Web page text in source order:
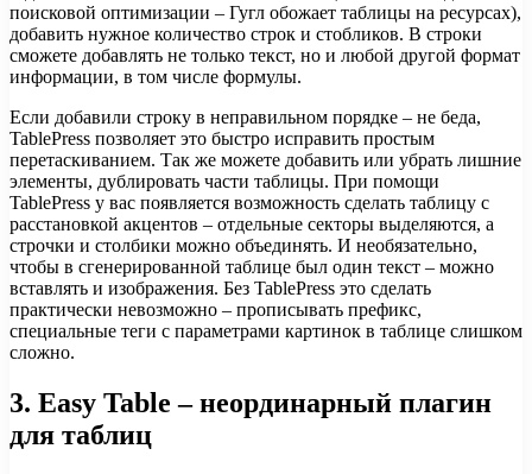
поисковой оптимизации – Гугл обожает таблицы на ресурсах),
добавить нужное количество строк и стобликов. В строки
сможете добавлять не только текст, но и любой другой формат
информации, в том числе формулы.
Если добавили строку в неправильном порядке – не беда,
TablePress позволяет это быстро исправить простым
перетаскиванием. Так же можете добавить или убрать лишние
элементы, дублировать части таблицы. При помощи
TablePress у вас появляется возможность сделать таблицу с
расстановкой акцентов – отдельные секторы выделяются, а
строчки и столбики можно объединять. И необязательно,
чтобы в сгенерированной таблице был один текст – можно
вставлять и изображения. Без TablePress это сделать
практически невозможно – прописывать префикс,
специальные теги с параметрами картинок в таблице слишком
сложно.
3. Easy Table – неординарный плагин
для таблиц